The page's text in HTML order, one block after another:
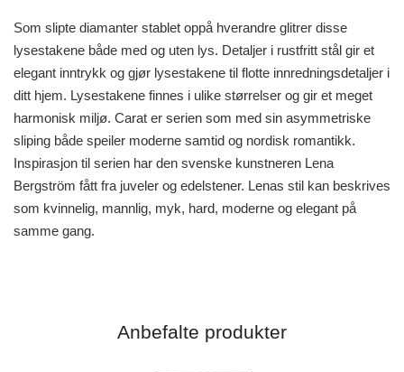
Som slipte diamanter stablet oppå hverandre glitrer disse
lysestakene både med og uten lys. Detaljer i rustfritt stål gir et
elegant inntrykk og gjør lysestakene til flotte innredningsdetaljer i
ditt hjem. Lysestakene finnes i ulike størrelser og gir et meget
harmonisk miljø. Carat er serien som med sin asymmetriske
sliping både speiler moderne samtid og nordisk romantikk.
Inspirasjon til serien har den svenske kunstneren Lena
Bergström fått fra juveler og edelstener. Lenas stil kan beskrives
som kvinnelig, mannlig, myk, hard, moderne og elegant på
samme gang.
Anbefalte produkter